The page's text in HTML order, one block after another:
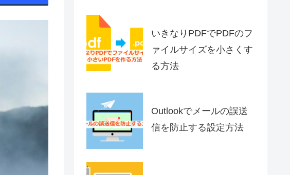
いきなりPDFでPDFのフ
ァイルサイズを小さくす
る方法
Outlookでメールの誤送
信を防止する設定方法